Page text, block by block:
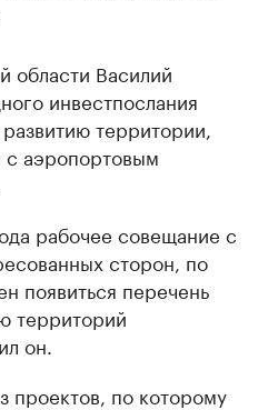
области Василий
инвестпослания
территории,
аэропортовым
рабочее совещание с
сторон, по
появиться перечень
территорий
он.
проектов, по которому